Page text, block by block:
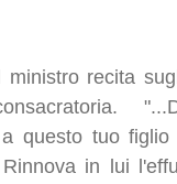
ministro recita
questo tuo figlio
in lui